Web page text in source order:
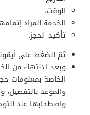
الوقت.
الخدمة المراد
تأكيد الحجز.
ثمّ الضغط على
وبعد الانتهاء من
الخاصة بمعلومات
والموعد
واصطحابها عند